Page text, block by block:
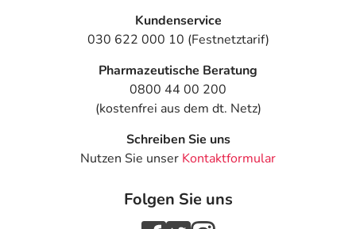
Kundenservice
030 622 000 10 (Festnetztarif)
Pharmazeutische Beratung
0800 44 00 200
(kostenfrei aus dem dt. Netz)
Schreiben Sie uns
Nutzen Sie unser Kontaktformular
Folgen Sie uns